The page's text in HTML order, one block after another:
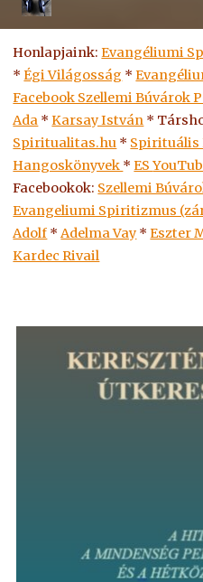
Honlapjaink:Evangéliumi
*Égi Világosság *
Facebook Szellemi Búvárok
Ada *Karsay István *
Spiritualitas.hu * Spirituális
Hangoskönyvek *ES
Facebookok: Szellemi
Evangeliumi Spiritizmus
Adolf *Adelma Vay *Eszter
Kardec Rivail